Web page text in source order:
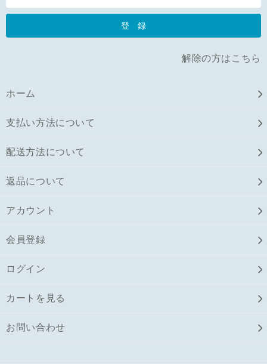
解除の方はこちら
ホーム
支払い方法について
配送方法について
返品について
アカウント
会員登録
ログイン
カートを見る
お問い合わせ